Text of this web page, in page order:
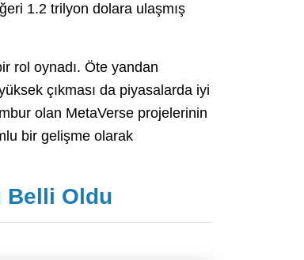
1.2 trilyon dolara ulaşmış
rol oynadı. Öte yandan
çıkması da piyasalarda iyi
olan MetaVerse projelerinin
bir gelişme olarak
Belli Oldu